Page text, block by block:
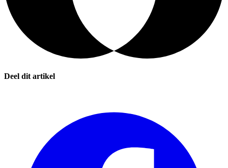
Deel dit artikel